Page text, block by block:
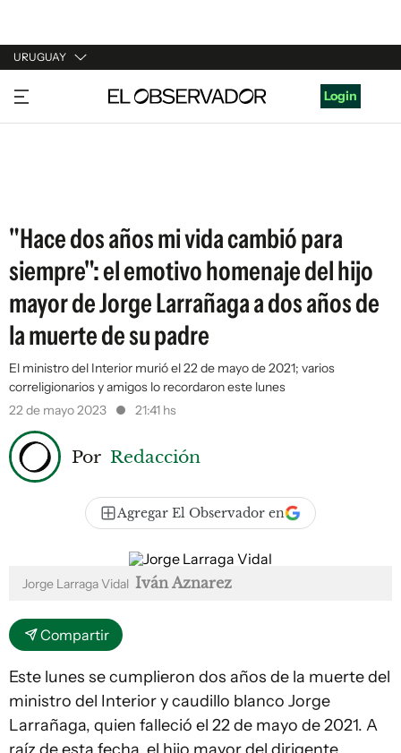
URUGUAY
URUGUAY
ARGENTINA
Login
"Hace dos años mi vida cambió para
siempre": el emotivo homenaje del hijo
mayor de Jorge Larrañaga a dos años de
la muerte de su padre
El ministro del Interior murió el 22 de mayo de 2021; varios
correligionarios y amigos lo recordaron este lunes
22 de mayo 2023
21:41 hs
Por Redacción
Agregar El Observador en
Jorge Larraga Vidal Iván Aznarez
Compartir
Este lunes se cumplieron dos años de la muerte del
ministro del Interior y caudillo blanco Jorge
Larrañaga, quien falleció el 22 de mayo de 2021. A